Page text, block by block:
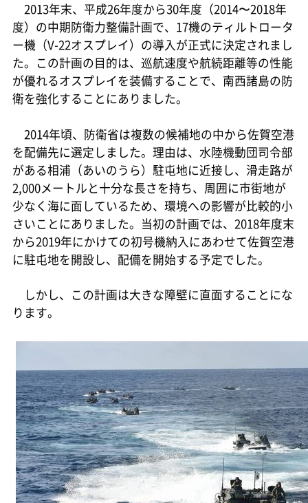
2013年末、平成26年度から30年度（2014〜2018年
度）の中期防衛力整備計画で、17機のティルトロータ
ー機（V-22オスプレイ）の導入が正式に決定されまし
た。この計画の目的は、巡航速度や航続距離等の性能
が優れるオスプレイを装備することで、南西諸島の防
衛を強化することにありました。
2014年頃、防衛省は複数の候補地の中から佐賀空港
を配備先に選定しました。理由は、水陸機動団司令部
がある相浦（あいのうら）駐屯地に近接し、滑走路が
2,000メートルと十分な長さを持ち、周囲に市街地が
少なく海に面しているため、環境への影響が比較的小
さいことにありました。当初の計画では、2018年度末
から2019年にかけての初号機納入にあわせて佐賀空港
に駐屯地を開設し、配備を開始する予定でした。
しかし、この計画は大きな障壁に直面することにな
ります。